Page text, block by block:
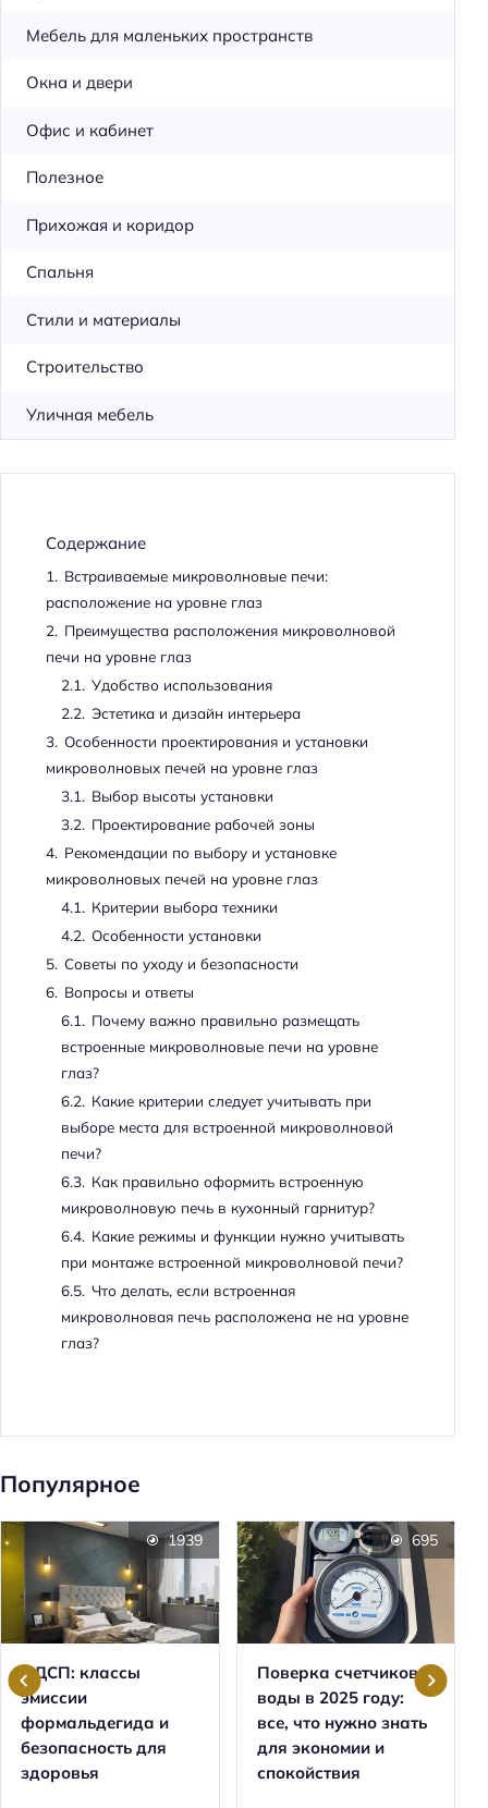
Мебель для маленьких пространств
Окна и двери
Офис и кабинет
Полезное
Прихожая и коридор
Спальня
Стили и материалы
Строительство
Уличная мебель
Содержание
1. Встраиваемые микроволновые печи:
расположение на уровне глаз
2. Преимущества расположения микроволновой
печи на уровне глаз
2.1. Удобство использования
2.2. Эстетика и дизайн интерьера
3. Особенности проектирования и установки
микроволновых печей на уровне глаз
3.1. Выбор высоты установки
3.2. Проектирование рабочей зоны
4. Рекомендации по выбору и установке
микроволновых печей на уровне глаз
4.1. Критерии выбора техники
4.2. Особенности установки
5. Советы по уходу и безопасности
6. Вопросы и ответы
6.1. Почему важно правильно размещать
встроенные микроволновые печи на уровне
глаз?
6.2. Какие критерии следует учитывать при
выборе места для встроенной микроволновой
печи?
6.3. Как правильно оформить встроенную
микроволновую печь в кухонный гарнитур?
6.4. Какие режимы и функции нужно учитывать
при монтаже встроенной микроволновой печи?
6.5. Что делать, если встроенная
микроволновая печь расположена не на уровне
глаз?
Популярное
ЛДСП: классы
эмиссии
формальдегида и
безопасность для
здоровья
1939
Поверка счетчиков
воды в 2025 году:
все, что нужно знать
для экономии и
спокойствия
695